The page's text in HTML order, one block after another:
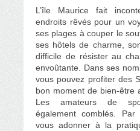
L’île Maurice fait
endroits rêvés pour un
ses plages à couper le
ses hôtels de charme,
difficile de résister au
envoûtante. Dans ses
vous pouvez profiter des
bon moment de bien-être
Les amateurs de
également comblés.
vous adonner à la